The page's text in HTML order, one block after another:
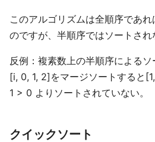
このアルゴリズムは全順序であ
のですが、半順序ではソートされ
反例：複素数上の半順序によるソ
[i, 0, 1, 2]をマージソートすると
1 > 0 よりソートされていない。
クイックソート